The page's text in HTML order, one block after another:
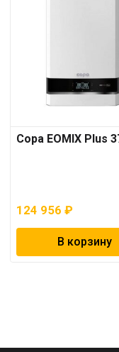
Copa EOMIX Plus
124 956 ₽
В корзину